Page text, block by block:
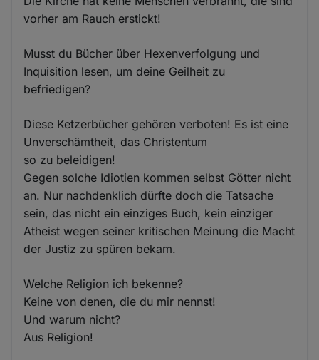
vorher am Rauch erstickt!
Musst du Bücher über Hexenverfolgung und
Inquisition lesen, um deine Geilheit zu
befriedigen?
Diese Ketzerbücher gehören verboten! Es ist eine
Unverschämtheit, das Christentum
so zu beleidigen!
Gegen solche Idiotien kommen selbst Götter nicht
an. Nur nachdenklich dürfte doch die Tatsache
sein, das nicht ein einziges Buch, kein einziger
Atheist wegen seiner kritischen Meinung die Macht
der Justiz zu spüren bekam.
Welche Religion ich bekenne?
Keine von denen, die du mir nennst!
Und warum nicht?
Aus Religion!